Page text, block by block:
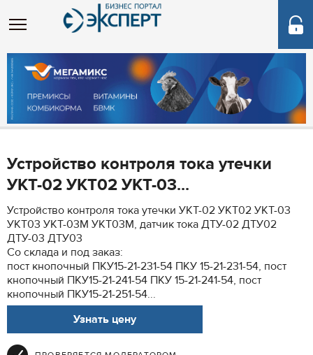
Устройство контроля тока утечки
УКТ-02 УКТ02 УКТ-03...
Устройство контроля тока утечки УКТ-02 УКТ02 УКТ-03
УКТ03 УКТ-03М УКТ03М, датчик тока ДТУ-02 ДТУ02
ДТУ-03 ДТУ03
Со склада и под заказ:
пост кнопочный ПКУ15-21-231-54 ПКУ 15-21-231-54, пост
кнопочный ПКУ15-21-241-54 ПКУ 15-21-241-54, пост
кнопочный ПКУ15-21-251-54...
Узнать цену